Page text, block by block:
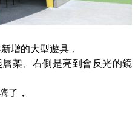
增的大型遊具，
架、右側是亮到會反光的鏡
了，